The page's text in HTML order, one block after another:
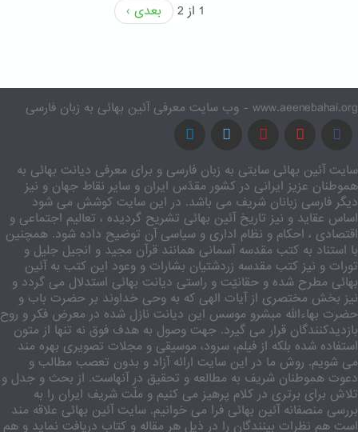
1 از 2
بعدی ›
www.aeenebahai.org - وب سایت معرفی آئین بهائی به زبان فارسی
سایت آئین بهائی سایتی به زبان فارسی و برای معرفی دیانت بهائی به
هموطنان عزیز ایرانی در کشور مقدّس ایران و سایر نقاط جهان و نیز
دیگر فارسی زبانان شریف می باشد. در این سایت کوشش می شود
اساس عقاید و نیز تاریخ آئین بهائی تشریح گردیده ، تعالیم اجتماعی و
اقتصادی ، احکام و نظام اداری و سیاسی آن توضیح داده شود. همچنین
با استناد به کتب مقدسه آسمانی همانند قرآن مجید و انجیل جلیل و
تورات و نیز کتب مقدسه زردشتیان بشارات و وعود این کتب به آئین
بهائی مطرح شده و حقانیّت و راستی دیانت بهائی استدلال می گردد و
نیز بخش مختصری از آیات الهی که به وحی خداوند بر حضرت باب و
حضرت بهاءالله مبشرو موسس این دیانت نازل شده در معرض فکر و روح
بازدیدکنندگان قرار می گیرد. جهت وصول به هدف فوق نه تنها از متون
استفاده شده بلکه از فیلم، سرود، موسیقی و مجلات تصویری بهره مند
می شویم. روش ما در این سایت ارائه آزاد و بدون تعصب مطالب و
دعوت هموطنان شریف به مطالعه و تحقیق در آنهاست. از بحث و جدل و
تلاش برای برتری در کلام پرهیز می کنیم و ملّت شریف ایران را به
بررسی منصفانه آئین بهائی فرا می خوانیم. سایت آئین بهائی علاقه مند
است هم نظرات بینندگان را در ذیل هر مقاله و کتاب دریافت نماید و هم